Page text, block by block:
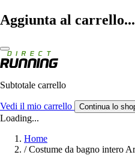
Aggiunta al carrello...
Subtotale carrello
Vedi il mio carrello Continua lo
Loading...
Home
/ Costume da bagno intero